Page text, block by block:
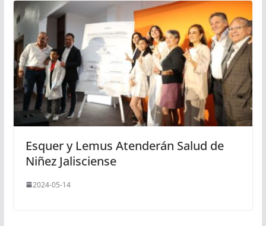
Esquer y Lemus Atenderán Salud de
Niñez Jalisciense
2024-05-14